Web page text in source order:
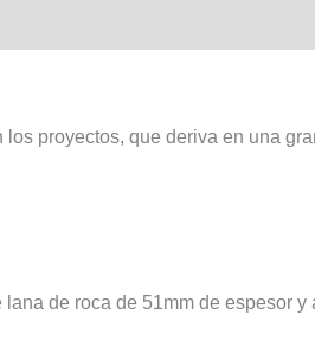
proyectos, que deriva en una
de roca de 51mm de espesor y